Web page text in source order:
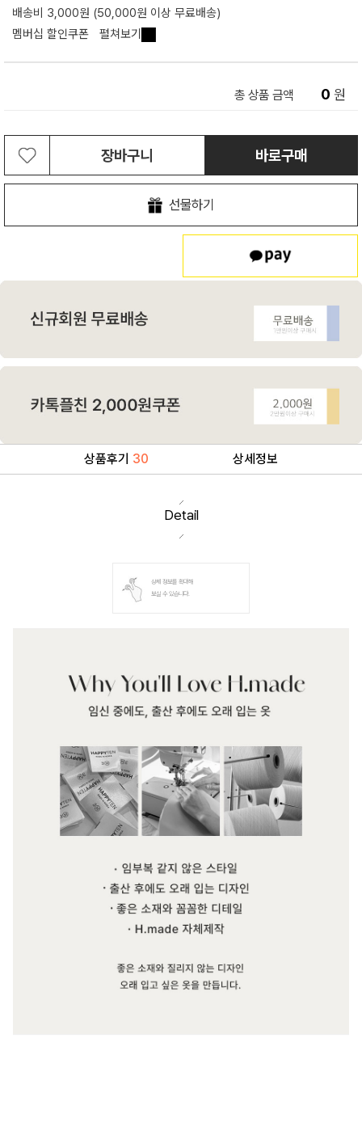
배송비 3,000원 (50,000원 이상 무료배송)
멤버십 할인쿠폰
펼쳐보기
총 상품 금액 0 원
장바구니 바로구매
선물하기
상품후기 30 상세정보
Detail
상세 정보를 확대해
보실 수 있습니다.